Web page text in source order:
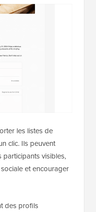
les listes de
clic. Ils peuvent
visibles,
et encourager
des profils